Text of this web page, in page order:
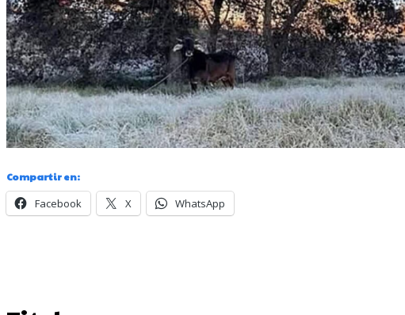
Compartir en:
Facebook X WhatsApp